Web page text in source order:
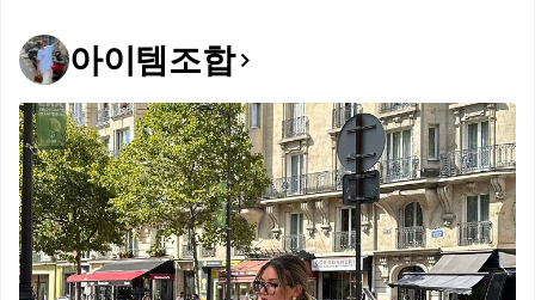
아이템조합